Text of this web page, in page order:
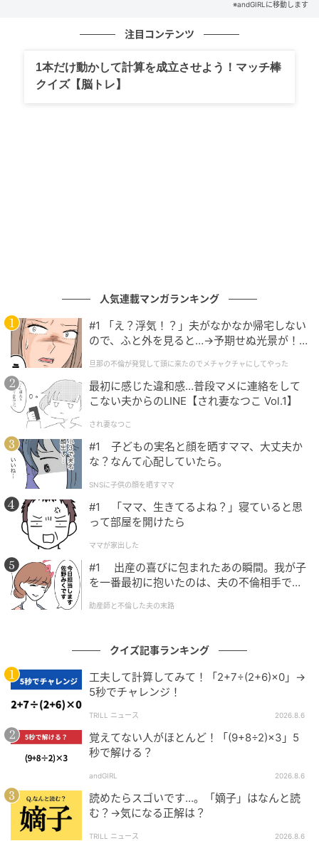
次の記事
※andGIRLに移動します
注目コンテンツ
1本だけ動かして計算を成立させよう！マッチ棒
クイズ【脳トレ】
人気連載マンガランキング
#1 「え？浮気！？」夫がなかなか帰宅しない
ので、ふと外を見ると…→予期せぬ光景が！
クチャにしてやった
旦那の不倫が発覚して頭に来たのでメチャクチャにしてやった
最初に感じた違和感…普段マメに連絡をして
こない夫からのLINE【され妻なつこ Vol.1】
され妻なつこ
#1 子どもの実名と顔を晒すママ、大丈夫か
な？なんて心配していたら。
SNSに子供の顔を晒すママ
#1 「ママ、生きてるよね？」寝ていると思
って部屋を開けたら
ママが家出した
#1 出産の喜びに包まれたあの瞬間。我が子
を一番最初に抱いたのは、夫の不倫相手でし
助産師と不倫した夫の末路
クイズ記事ランキング
工夫して計算してみて！「2+7÷(2+6)×0」→
5秒でチャレンジ！
TRILL ニュース 2026.8.6
覚えてない人がほとんど！「(9+8÷2)×3」5
秒で解ける？
andGIRL 2026.8.6
読めたらスゴいです…。「嫡子」はなんと読
む？→気になる正解は？
TRILL ニュース 2026.8.6